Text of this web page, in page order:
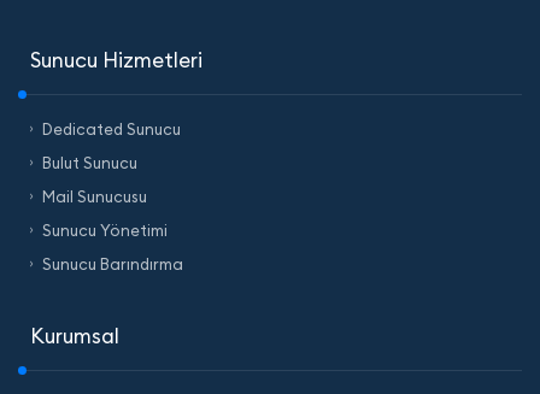
Sunucu Hizmetleri
Dedicated Sunucu
Bulut Sunucu
Mail Sunucusu
Sunucu Yönetimi
Sunucu Barındırma
Kurumsal